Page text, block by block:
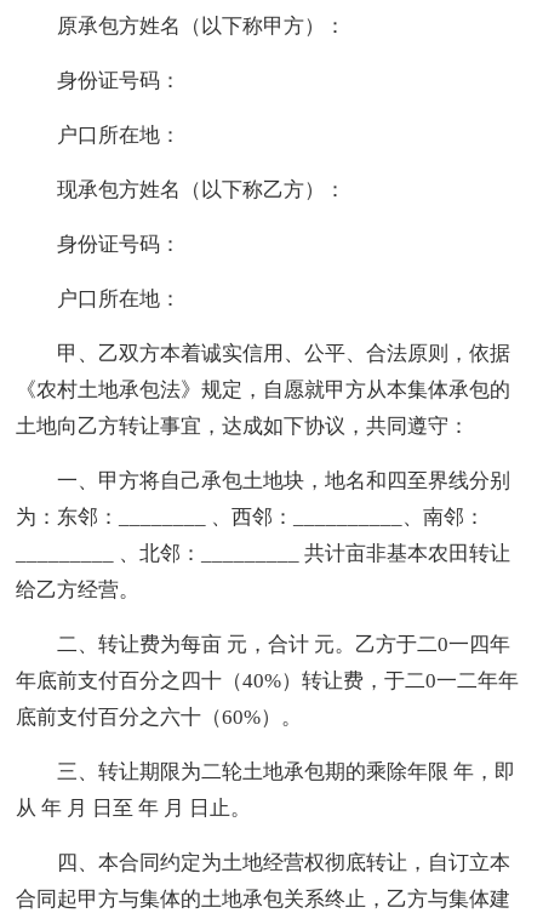
原承包方姓名（以下称甲方）：
身份证号码：
户口所在地：
现承包方姓名（以下称乙方）：
身份证号码：
户口所在地：
甲、乙双方本着诚实信用、公平、合法原则，依据
《农村土地承包法》规定，自愿就甲方从本集体承包的
土地向乙方转让事宜，达成如下协议，共同遵守：
一、甲方将自己承包土地块，地名和四至界线分别
为：东邻：________ 、西邻：__________、南邻：
_________ 、北邻：_________ 共计亩非基本农田转让
给乙方经营。
二、转让费为每亩 元，合计 元。乙方于二0一四年
年底前支付百分之四十（40%）转让费，于二0一二年年
底前支付百分之六十（60%）。
三、转让期限为二轮土地承包期的乘除年限 年，即
从 年 月 日至 年 月 日止。
四、本合同约定为土地经营权彻底转让，自订立本
合同起甲方与集体的土地承包关系终止，乙方与集体建